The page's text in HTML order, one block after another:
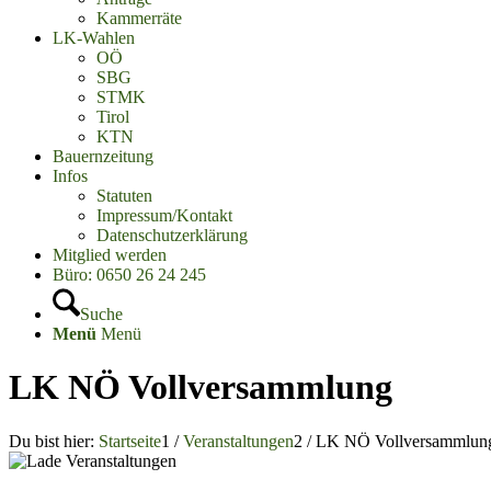
Kammerräte
LK-Wahlen
OÖ
SBG
STMK
Tirol
KTN
Bauernzeitung
Infos
Statuten
Impressum/Kontakt
Datenschutzerklärung
Mitglied werden
Büro: 0650 26 24 245
Suche
Menü Menü
LK NÖ Vollversammlung
Du bist hier: Startseite1 / Veranstaltungen2 / LK NÖ